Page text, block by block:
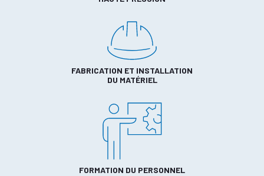
FABRICATION ET INSTALLATION
DU MATÉRIEL
FORMATION DU PERSONNEL